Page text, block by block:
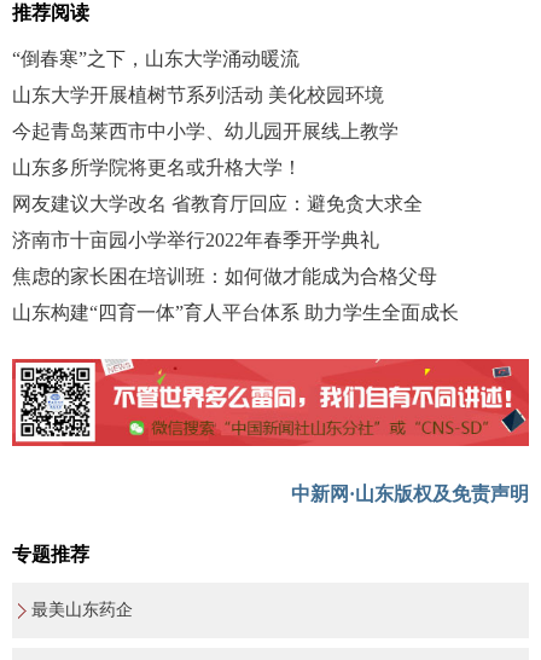
推荐阅读
“倒春寒”之下，山东大学涌动暖流
山东大学开展植树节系列活动 美化校园环境
今起青岛莱西市中小学、幼儿园开展线上教学
山东多所学院将更名或升格大学！
网友建议大学改名 省教育厅回应：避免贪大求全
济南市十亩园小学举行2022年春季开学典礼
焦虑的家长困在培训班：如何做才能成为合格父母
山东构建“四育一体”育人平台体系 助力学生全面成长
中新网·山东版权及免责声明
专题推荐
最美山东药企